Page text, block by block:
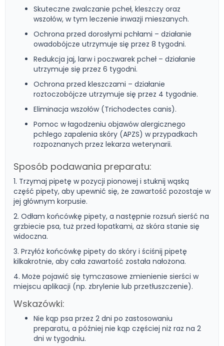
Skuteczne zwalczanie pcheł, kleszczy oraz
wszołów, w tym leczenie inwazji mieszanych.
Ochrona przed dorosłymi pchłami – działanie
owadobójcze utrzymuje się przez 8 tygodni.
Redukcja jaj, larw i poczwarek pcheł – działanie
utrzymuje się przez 6 tygodni.
Ochrona przed kleszczami – działanie
roztoczobójcze utrzymuje się przez 4 tygodnie.
Eliminacja wszołów (Trichodectes canis).
Pomoc w łagodzeniu objawów alergicznego
pchlego zapalenia skóry (APZS) w przypadkach
rozpoznanych przez lekarza weterynarii.
Sposób podawania preparatu:
1. Trzymaj pipetę w pozycji pionowej i stuknij wąską
część pipety, aby upewnić się, że zawartość pozostaje w
jej głównym korpusie.
2. Odłam końcówkę pipety, a następnie rozsuń sierść na
grzbiecie psa, tuż przed łopatkami, aż skóra stanie się
widoczna.
3. Przyłóż końcówkę pipety do skóry i ściśnij pipetę
kilkakrotnie, aby cała zawartość została nałożona.
4. Może pojawić się tymczasowe zmienienie sierści w
miejscu aplikacji (np. zbrylenie lub przetłuszczenie).
Wskazówki:
Nie kąp psa przez 2 dni po zastosowaniu
preparatu, a później nie kąp częściej niż raz na 2
dni w tygodniu.